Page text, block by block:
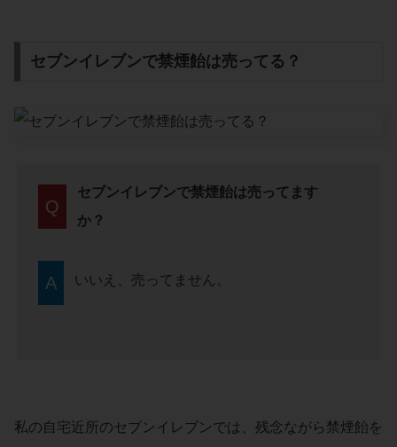
セブンイレブンで禁煙飴は売ってる？
Q
セブンイレブンで禁煙飴は売ってます
か？
A いいえ、売ってません。
私の自宅近所のセブンイレブンでは、残念ながら禁煙飴を